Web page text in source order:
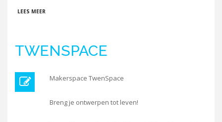
LEES MEER
TWENSPACE
Makerspace TwenSpace
Breng je ontwerpen tot leven!